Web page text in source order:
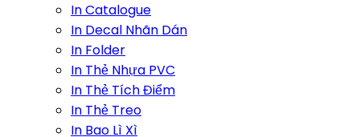
In Catalogue
In Decal Nhãn Dán
In Folder
In Thẻ Nhựa PVC
In Thẻ Tích Điểm
In Thẻ Treo
In Bao Lì Xì